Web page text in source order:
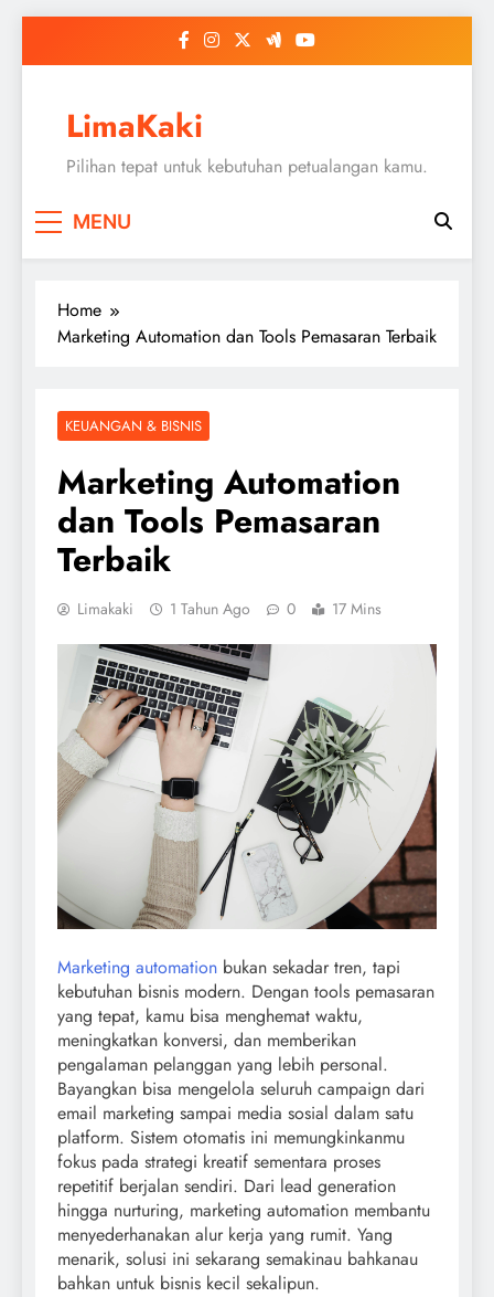
LimaKaki
Pilihan tepat untuk kebutuhan petualangan kamu.
MENU
Home
Marketing Automation dan Tools Pemasaran Terbaik
KEUANGAN & BISNIS
Marketing Automation
dan Tools Pemasaran
Terbaik
Limakaki 1 Tahun Ago 0 17 Mins
Marketing automation bukan sekadar tren, tapi
kebutuhan bisnis modern. Dengan tools pemasaran
yang tepat, kamu bisa menghemat waktu,
meningkatkan konversi, dan memberikan
pengalaman pelanggan yang lebih personal.
Bayangkan bisa mengelola seluruh campaign dari
email marketing sampai media sosial dalam satu
platform. Sistem otomatis ini memungkinkanmu
fokus pada strategi kreatif sementara proses
repetitif berjalan sendiri. Dari lead generation
hingga nurturing, marketing automation membantu
menyederhanakan alur kerja yang rumit. Yang
menarik, solusi ini sekarang semakinau bahkanau
bahkan untuk bisnis kecil sekalipun.